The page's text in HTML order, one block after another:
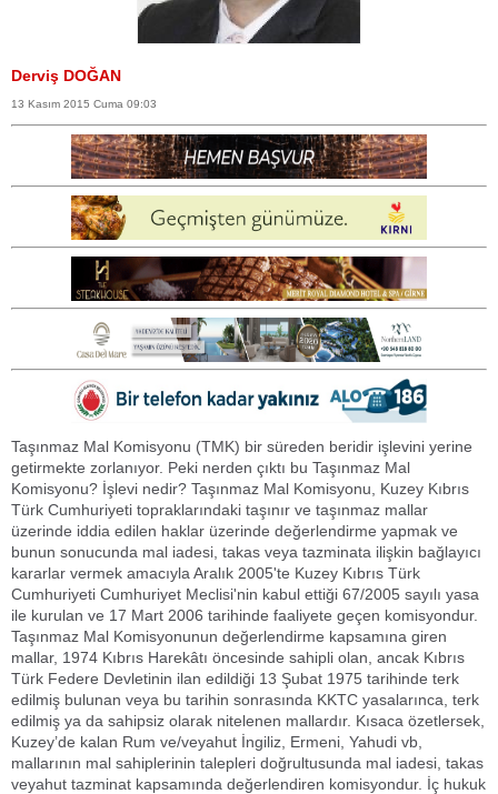
Derviş DOĞAN
13 Kasım 2015 Cuma 09:03
Taşınmaz Mal Komisyonu (TMK) bir süreden beridir işlevini yerine
getirmekte zorlanıyor. Peki nerden çıktı bu Taşınmaz Mal
Komisyonu? İşlevi nedir? Taşınmaz Mal Komisyonu, Kuzey Kıbrıs
Türk Cumhuriyeti topraklarındaki taşınır ve taşınmaz mallar
üzerinde iddia edilen haklar üzerinde değerlendirme yapmak ve
bunun sonucunda mal iadesi, takas veya tazminata ilişkin bağlayıcı
kararlar vermek amacıyla Aralık 2005'te Kuzey Kıbrıs Türk
Cumhuriyeti Cumhuriyet Meclisi'nin kabul ettiği 67/2005 sayılı yasa
ile kurulan ve 17 Mart 2006 tarihinde faaliyete geçen komisyondur.
Taşınmaz Mal Komisyonunun değerlendirme kapsamına giren
mallar, 1974 Kıbrıs Harekâtı öncesinde sahipli olan, ancak Kıbrıs
Türk Federe Devletinin ilan edildiği 13 Şubat 1975 tarihinde terk
edilmiş bulunan veya bu tarihin sonrasında KKTC yasalarınca, terk
edilmiş ya da sahipsiz olarak nitelenen mallardır. Kısaca özetlersek,
Kuzey’de kalan Rum ve/veyahut İngiliz, Ermeni, Yahudi vb,
mallarının mal sahiplerinin talepleri doğrultusunda mal iadesi, takas
veyahut tazminat kapsamında değerlendiren komisyondur. İç hukuk